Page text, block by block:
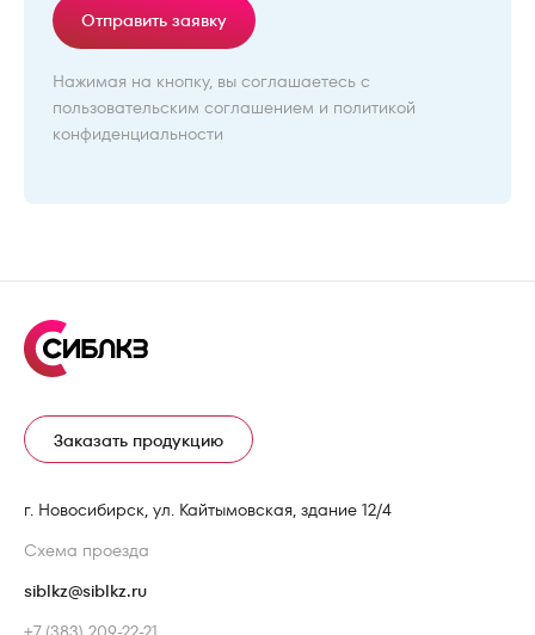
Отправить заявку
Нажимая на кнопку, вы соглашаетесь с
пользовательским соглашением и политикой
конфиденциальности
Заказать продукцию
г. Новосибирск, ул. Кайтымовская, здание 12/4
Схема проезда
siblkz@siblkz.ru